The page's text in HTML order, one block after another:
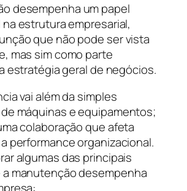
desempenha um papel
estrutura empresarial,
que não pode ser vista
mas sim como parte
estratégia geral de negócios.
vai além da simples
máquinas e equipamentos;
colaboração que afeta
performance organizacional.
algumas das principais
manutenção desempenha